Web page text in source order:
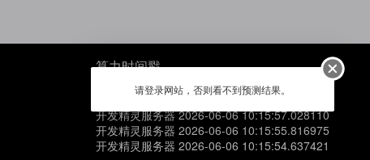
算力时间戳
开发精灵服务器 2026-06-06 10:15:59.449452
开发精灵服务器 2026-06-06 10:15:58.225088
开发精灵服务器 2026-06-06 10:15:57.028110
开发精灵服务器 2026-06-06 10:15:55.816975
开发精灵服务器 2026-06-06 10:15:54.637421
请登录网站，否则看不到预测结果。